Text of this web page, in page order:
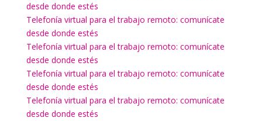
desde donde estés
Telefonía virtual para el trabajo remoto: comunícate
desde donde estés
Telefonía virtual para el trabajo remoto: comunícate
desde donde estés
Telefonía virtual para el trabajo remoto: comunícate
desde donde estés
Telefonía virtual para el trabajo remoto: comunícate
desde donde estés